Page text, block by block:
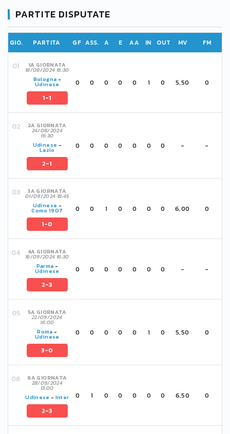
PARTITE DISPUTATE
GIO. PARTITA GF ASS. A E AA IN OUT MV FM
1A GIORNATA
18/08/2024 16:30
Bologna -
Udinese
1-1
0 0 0 0 0 1 0 5,50 0
2A GIORNATA
24/08/2024
16:30
Udinese -
Lazio
2-1
0 0 0 0 0 0 0 - -
3A GIORNATA
01/09/2024 18:45
Udinese -
Como 1907
1-0
0 0 1 0 0 0 0 6,00 0
4A GIORNATA
16/09/2024 16:30
Parma -
Udinese
2-3
0 0 0 0 0 0 0 - -
5A GIORNATA
22/09/2024
16:00
Roma -
Udinese
3-0
0 0 0 0 0 1 0 5,50 0
6A GIORNATA
28/09/2024
13:00
Udinese - Inter
2-3
0 1 0 0 0 0 0 6,50 0